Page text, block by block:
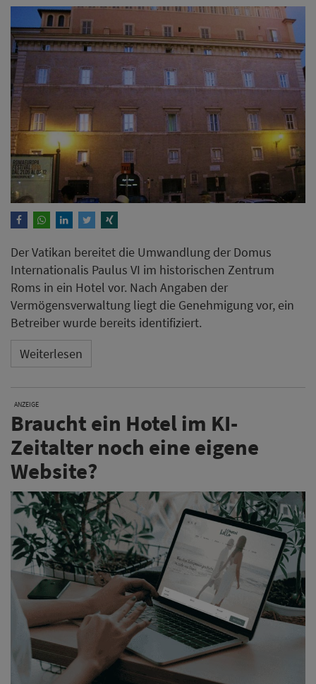
Der Vatikan bereitet die Umwandlung der Domus
Internationalis Paulus VI im historischen Zentrum
Roms in ein Hotel vor. Nach Angaben der
Vermögensverwaltung liegt die Genehmigung vor, ein
Betreiber wurde bereits identifiziert.
Weiterlesen
ANZEIGE
Braucht ein Hotel im KI-
Zeitalter noch eine eigene
Website?